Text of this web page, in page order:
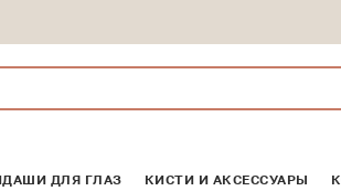
ДЛЯ ГЛАЗ КИСТИ И АКСЕССУАРЫ